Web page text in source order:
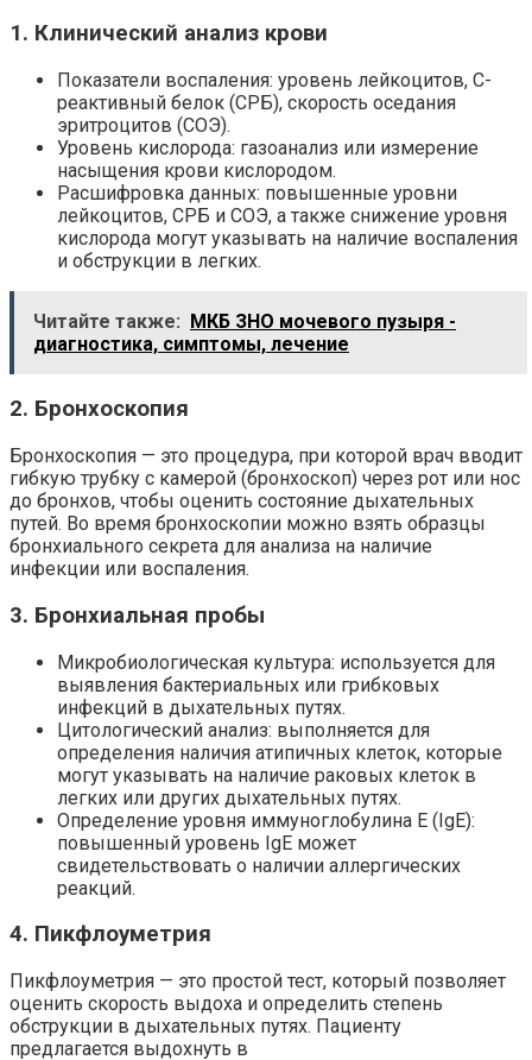
1. Клинический анализ крови
Показатели воспаления: уровень лейкоцитов, С-
реактивный белок (СРБ), скорость оседания
эритроцитов (СОЭ).
Уровень кислорода: газоанализ или измерение
насыщения крови кислородом.
Расшифровка данных: повышенные уровни
лейкоцитов, СРБ и СОЭ, а также снижение уровня
кислорода могут указывать на наличие воспаления
и обструкции в легких.
Читайте также: МКБ ЗНО мочевого пузыря -
диагностика, симптомы, лечение
2. Бронхоскопия
Бронхоскопия — это процедура, при которой врач вводит
гибкую трубку с камерой (бронхоскоп) через рот или нос
до бронхов, чтобы оценить состояние дыхательных
путей. Во время бронхоскопии можно взять образцы
бронхиального секрета для анализа на наличие
инфекции или воспаления.
3. Бронхиальная пробы
Микробиологическая культура: используется для
выявления бактериальных или грибковых
инфекций в дыхательных путях.
Цитологический анализ: выполняется для
определения наличия атипичных клеток, которые
могут указывать на наличие раковых клеток в
легких или других дыхательных путях.
Определение уровня иммуноглобулина E (IgE):
повышенный уровень IgE может
свидетельствовать о наличии аллергических
реакций.
4. Пикфлоуметрия
Пикфлоуметрия — это простой тест, который позволяет
оценить скорость выдоха и определить степень
обструкции в дыхательных путях. Пациенту
предлагается выдохнуть в